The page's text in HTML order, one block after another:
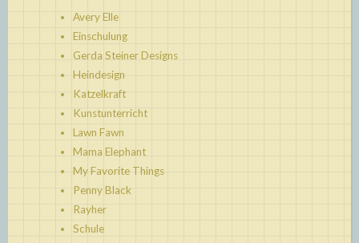
Avery Elle
Einschulung
Gerda Steiner Designs
Heindesign
Katzelkraft
Kunstunterricht
Lawn Fawn
Mama Elephant
My Favorite Things
Penny Black
Rayher
Schule